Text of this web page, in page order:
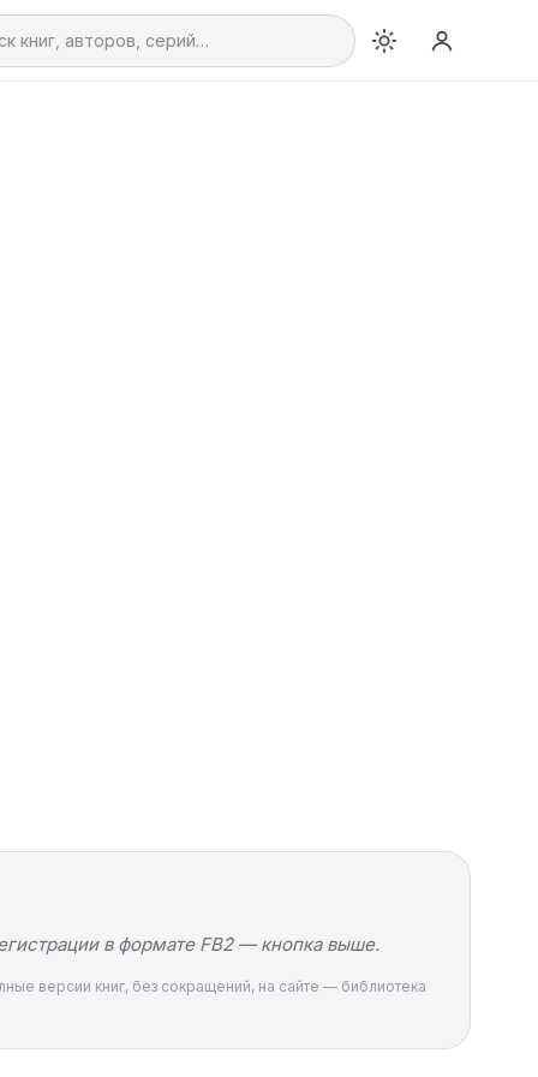
в формате FB2 — кнопка выше.
версии книг, без сокращений, на сайте — библиотека